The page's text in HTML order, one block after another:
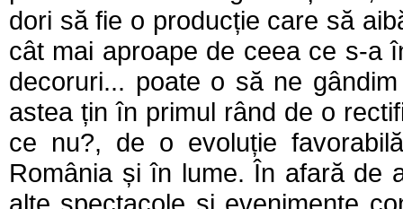
dori să fie o producție care să
cât mai aproape de ceea ce s-a
decoruri... poate o să ne
astea țin în primul rând de o
ce nu?, de o evoluție
România și în lume. În afară de